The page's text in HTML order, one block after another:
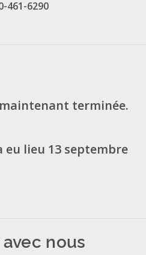
461-6290
terminée.
lieu 13 septembre
nous